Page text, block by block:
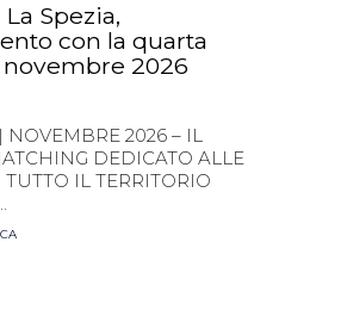
Spezia,
con la quarta
2026
NOVEMBRE 2026 – IL
DEDICATO ALLE
IL TERRITORIO